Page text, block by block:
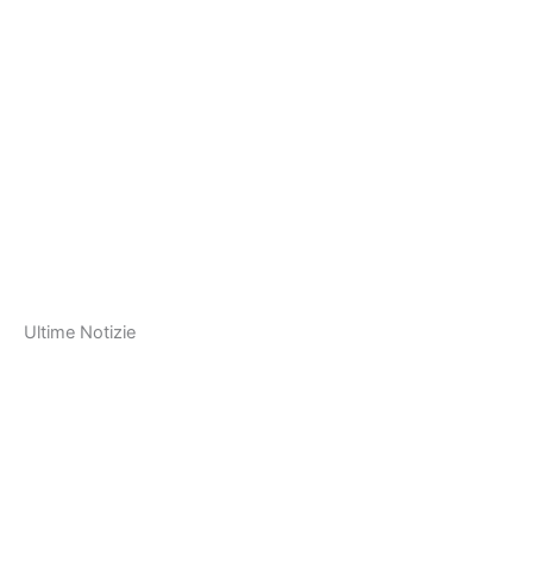
Ultime Notizie